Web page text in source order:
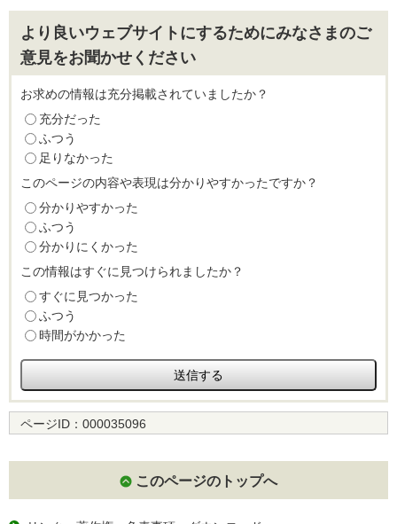
より良いウェブサイトにするためにみなさまのご
意見をお聞かせください
お求めの情報は充分掲載されていましたか？
充分だった
ふつう
足りなかった
このページの内容や表現は分かりやすかったですか？
分かりやすかった
ふつう
分かりにくかった
この情報はすぐに見つけられましたか？
すぐに見つかった
ふつう
時間がかかった
ページID： 000035096
このページのトップへ